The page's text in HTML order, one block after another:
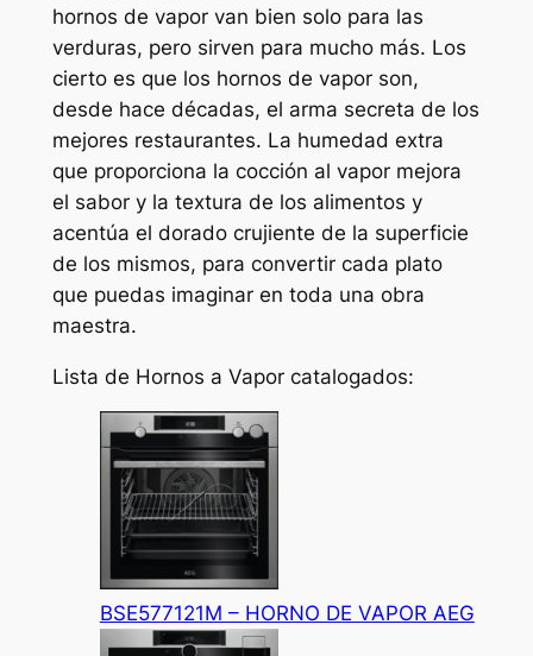
hornos de vapor van bien solo para las
verduras, pero sirven para mucho más. Los
cierto es que los hornos de vapor son,
desde hace décadas, el arma secreta de los
mejores restaurantes. La humedad extra
que proporciona la cocción al vapor mejora
el sabor y la textura de los alimentos y
acentúa el dorado crujiente de la superficie
de los mismos, para convertir cada plato
que puedas imaginar en toda una obra
maestra.
Lista de Hornos a Vapor catalogados:
BSE577121M – HORNO DE VAPOR AEG